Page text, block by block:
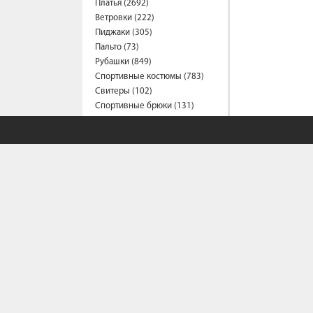
Платья (2692)
Ветровки (222)
Пиджаки (305)
Пальто (73)
Рубашки (849)
Спортивные костюмы (783)
Свитеры (102)
Спортивные брюки (131)